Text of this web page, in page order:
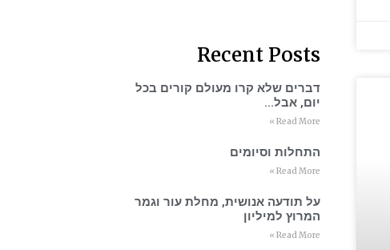
Recent Posts
דברים שלא קרו מעולם קורים בכל
יום, אבל…
Read More »
התחלות וסיומים
Read More »
על תודעה אנושית, מחלת עור וגמר
המרוץ למיליון
Read More »